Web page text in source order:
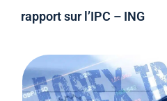
rapport sur l’IPC – ING